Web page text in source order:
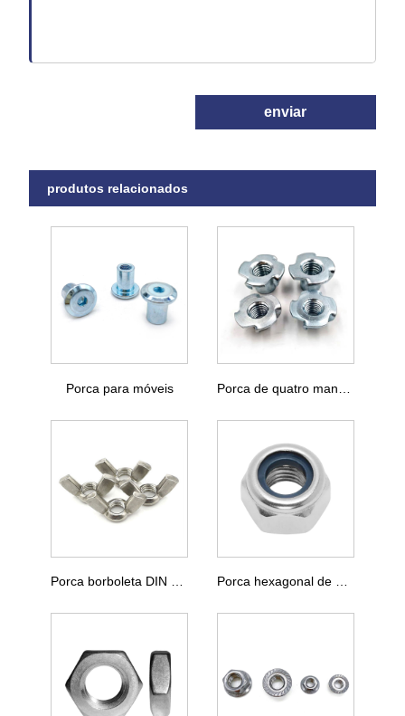
enviar
produtos relacionados
Porca para móveis
Porca borboleta DIN 315 Porca hexagonal de aço inoxidável DIN 6172